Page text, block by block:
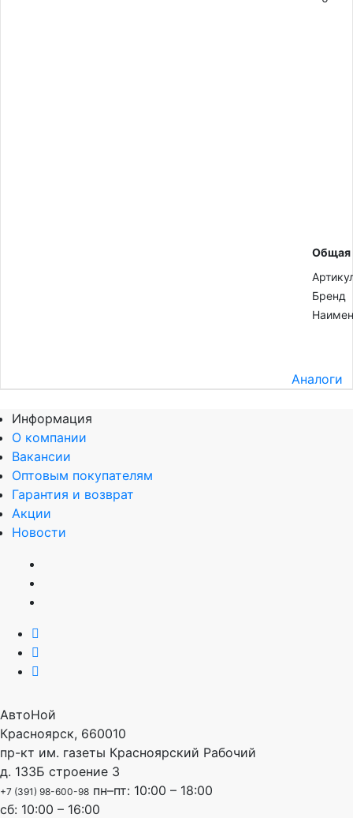
Общая
Бренд
Аналоги
Информация
О компании
Вакансии
Оптовым покупателям
Гарантия и возврат
Акции
Новости
АвтоНой
Красноярск, 660010
пр-кт им. газеты Красноярский Рабочий
д. 133Б строение 3
+7 (391) 98-600-98 пн–пт: 10:00 – 18:00
сб: 10:00 – 16:00